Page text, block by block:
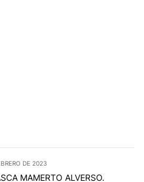
DE 2023
MAMERTO ALVERSO.